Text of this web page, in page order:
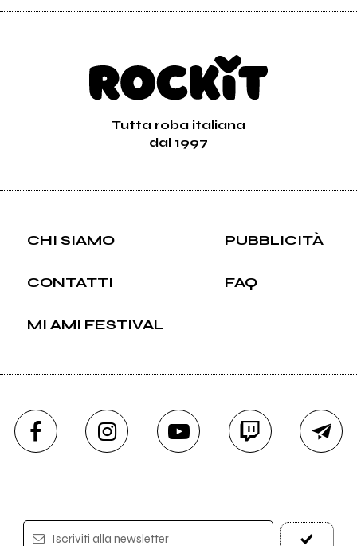
Tutta roba italiana
dal 1997
CHI SIAMO PUBBLICITÀ
CONTATTI FAQ
MI AMI FESTIVAL
Iscriviti alla newsletter